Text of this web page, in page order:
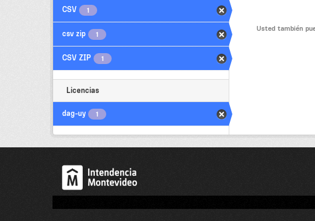
CSV 1
csv zip 1
CSV ZIP 1
Licencias
dag-uy 1
Usted también